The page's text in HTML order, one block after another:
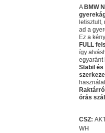
A BMW
ad a
Ez a
FULL
így
egyaránt
Stabil és
órás
CSZ:
WH